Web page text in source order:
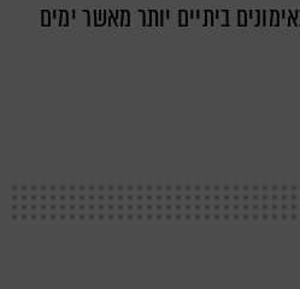
ביתיים יותר מאשר ימים